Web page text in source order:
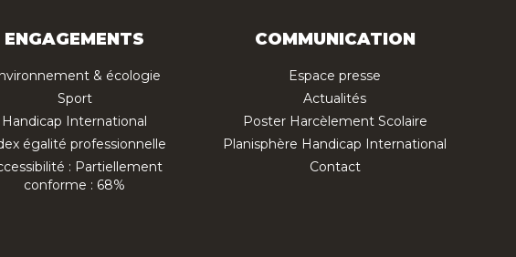
ENGAGEMENTS
& écologie
Sport
Handicap International
égalité professionnelle
: Partiellement
conforme : 68%
COMMUNICATION
Espace presse
Actualités
Poster Harcèlement Scolaire
Planisphère Handicap International
Contact